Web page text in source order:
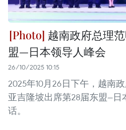
越南政府总理
盟—日本领导人峰会
26/10/2025 10:15
2025年10月26日下午，越南
亚吉隆坡出席第28届东盟—
话。